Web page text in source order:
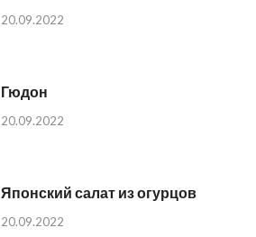
20.09.2022
Гюдон
20.09.2022
Японский салат из огурцов
20.09.2022